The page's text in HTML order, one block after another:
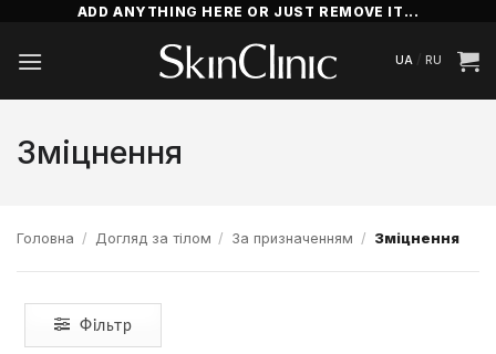
ПропуститиADD ANYTHING HERE OR JUST REMOVE IT...
UA / RU
Зміцнення
Головна / Догляд за тілом / За призначенням / Зміцнення
Фільтр